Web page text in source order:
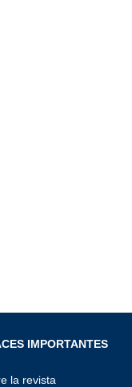
IMPORTANTES
la revista